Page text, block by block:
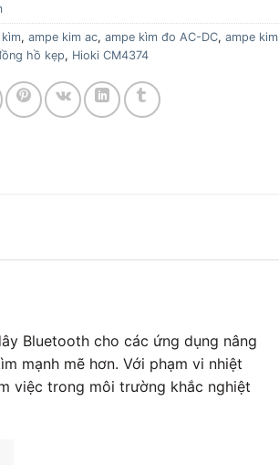
, ampe kim ac, ampe kìm đo AC-DC, ampe kim
hồ kẹp, Hioki CM4374
Bluetooth cho các ứng dụng nâng
mạnh mẽ hơn. Với phạm vi nhiệt
việc trong môi trường khắc nghiệt